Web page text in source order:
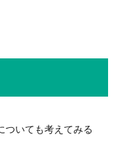
ついても考えてみる